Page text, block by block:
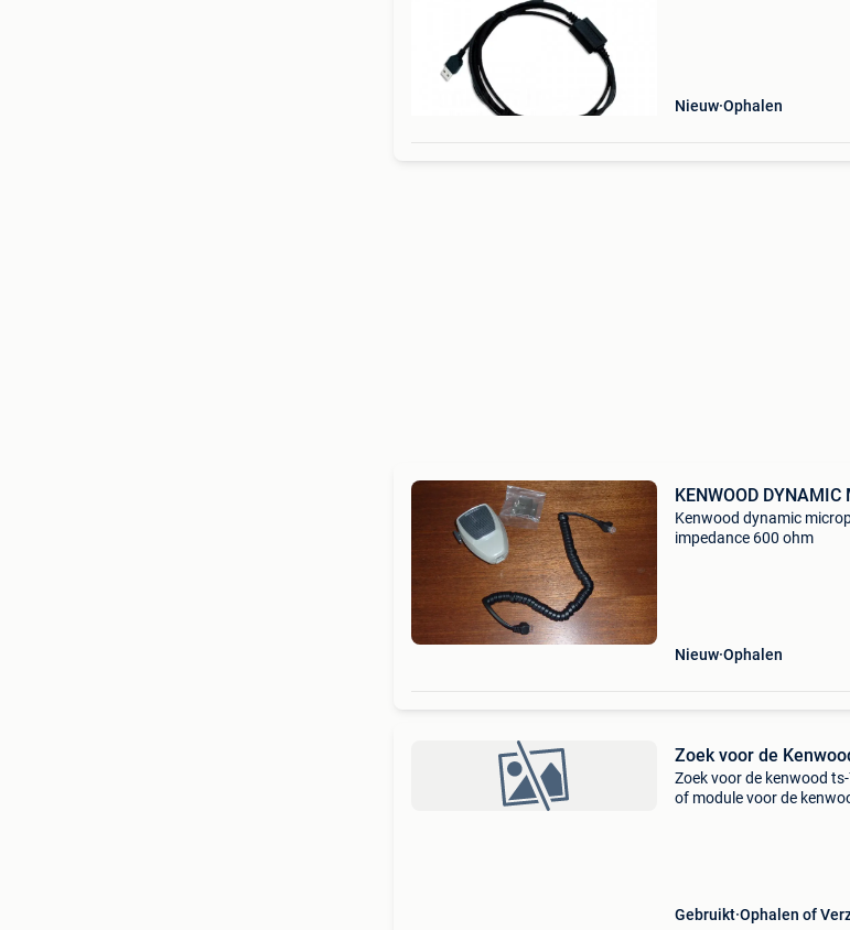
Nieuw Ophalen
KENWOOD DYNAMIC
Kenwood dynamic
impedance 600 ohm
Nieuw Ophalen
Zoek voor de
Zoek voor de kenwood
of module voor de
Gebruikt Ophalen of